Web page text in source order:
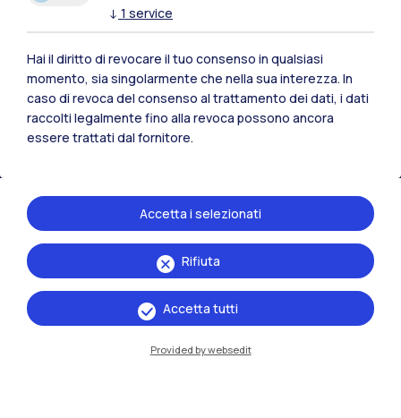
Polimi Community
Tutti i siti dell’ecosistema
Residenze Frontiere
↓ 1 service
Hai il diritto di revocare il tuo consenso in qualsiasi
momento, sia singolarmente che nella sua interezza. In
caso di revoca del consenso al trattamento dei dati, i dati
raccolti legalmente fino alla revoca possono ancora
essere trattati dal fornitore.
Rifiuta
Accetta i selezionati
Accetta tutti
Provided by websedit